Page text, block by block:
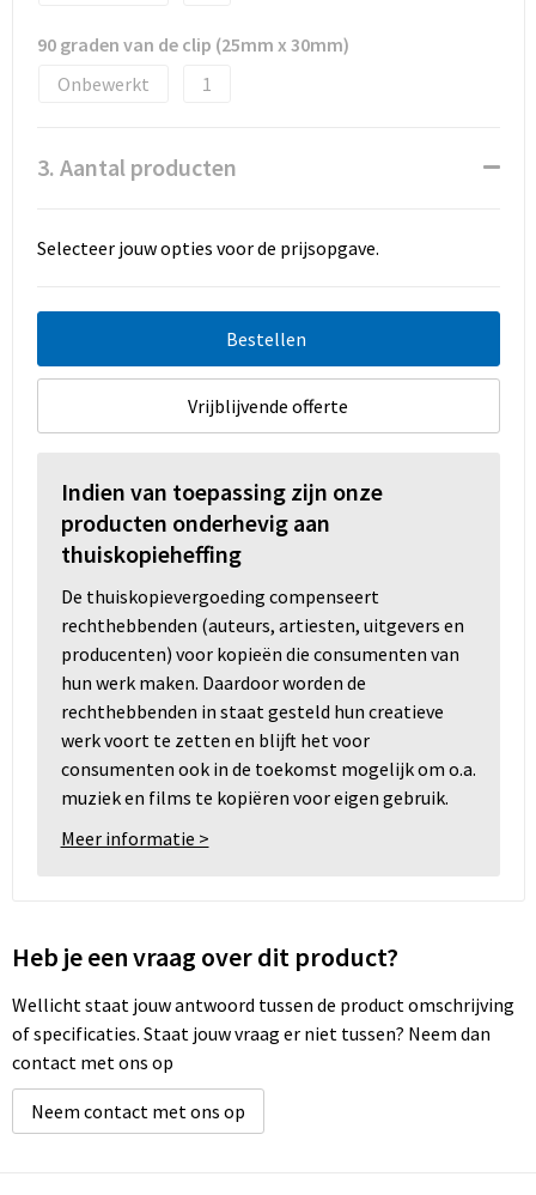
90 graden van de clip (25mm x 30mm)
Onbewerkt
1
3. Aantal producten
Selecteer jouw opties voor de prijsopgave.
Bestellen
Vrijblijvende offerte
Indien van toepassing zijn onze
producten onderhevig aan
thuiskopieheffing
De thuiskopievergoeding compenseert
rechthebbenden (auteurs, artiesten, uitgevers en
producenten) voor kopieën die consumenten van
hun werk maken. Daardoor worden de
rechthebbenden in staat gesteld hun creatieve
werk voort te zetten en blijft het voor
consumenten ook in de toekomst mogelijk om o.a.
muziek en films te kopiëren voor eigen gebruik.
Meer informatie >
Heb je een vraag over dit product?
Wellicht staat jouw antwoord tussen de product omschrijving
of specificaties. Staat jouw vraag er niet tussen? Neem dan
contact met ons op
Neem contact met ons op